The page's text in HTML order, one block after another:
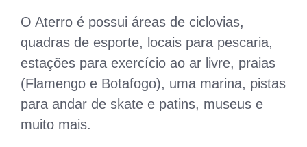
O Aterro é possui áreas de ciclovias,
quadras de esporte, locais para pescaria,
estações para exercício ao ar livre, praias
(Flamengo e Botafogo), uma marina, pistas
para andar de skate e patins, museus e
muito mais.